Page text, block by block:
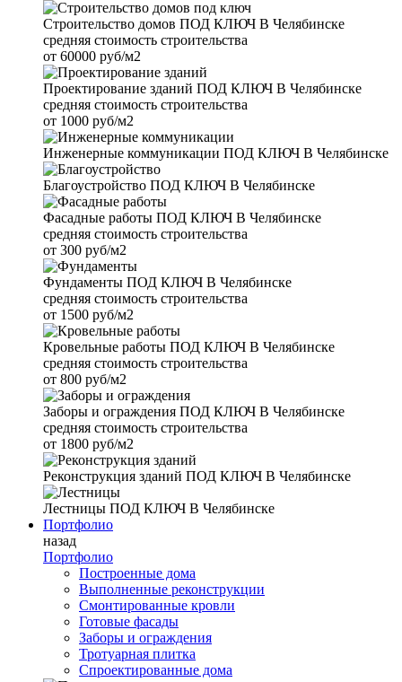
Строительство домов ПОД КЛЮЧ В Челябинске
средняя стоимость строительства
от 60000 руб/м2
Проектирование зданий ПОД КЛЮЧ В Челябинске
средняя стоимость строительства
от 1000 руб/м2
Инженерные коммуникации ПОД КЛЮЧ В Челябинске
Благоустройство ПОД КЛЮЧ В Челябинске
Фасадные работы ПОД КЛЮЧ В Челябинске
средняя стоимость строительства
от 300 руб/м2
Фундаменты ПОД КЛЮЧ В Челябинске
средняя стоимость строительства
от 1500 руб/м2
Кровельные работы ПОД КЛЮЧ В Челябинске
средняя стоимость строительства
от 800 руб/м2
Заборы и ограждения ПОД КЛЮЧ В Челябинске
средняя стоимость строительства
от 1800 руб/м2
Реконструкция зданий ПОД КЛЮЧ В Челябинске
Лестницы ПОД КЛЮЧ В Челябинске
Портфолио
назад
Портфолио
Построенные дома
Выполненные реконструкции
Смонтированные кровли
Готовые фасады
Заборы и ограждения
Тротуарная плитка
Спроектированные дома